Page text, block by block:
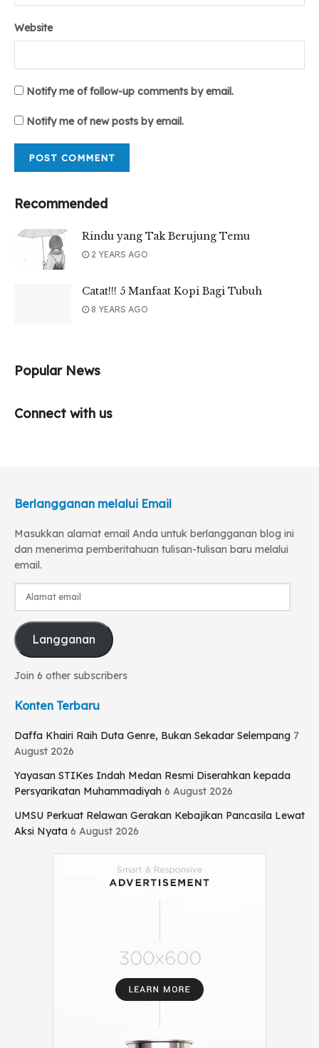
Website
Notify me of follow-up comments by email.
Notify me of new posts by email.
Recommended
Rindu yang Tak Berujung Temu
2 YEARS AGO
Catat!!! 5 Manfaat Kopi Bagi Tubuh
8 YEARS AGO
Popular News
Connect with us
Berlangganan melalui Email
Masukkan alamat email Anda untuk berlangganan blog ini
dan menerima pemberitahuan tulisan-tulisan baru melalui
email.
Alamat
Langganan
Join 6 other subscribers
Konten Terbaru
Daffa Khairi Raih Duta Genre, Bukan Sekadar Selempang 7
August 2026
Yayasan STIKes Indah Medan Resmi Diserahkan kepada
Persyarikatan Muhammadiyah 6 August 2026
UMSU Perkuat Relawan Gerakan Kebajikan Pancasila Lewat
Aksi Nyata 6 August 2026